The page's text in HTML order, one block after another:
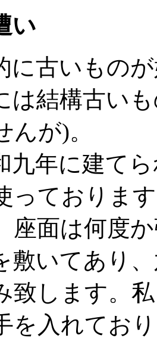
い
に古いもの
は結構古い
んが)。
九年に建て
っておりま
座面は何度
敷いてあり
致します。
を入れてお